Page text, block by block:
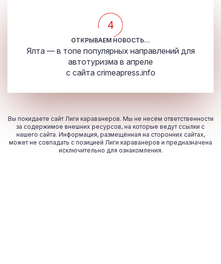
4
ОТКРЫВАЕМ НОВОСТЬ...
Ялта — в топе популярных направлений для
автотуризма в апреле
с сайта crimeapress.info
Вы покидаете сайт Лиги караванеров. Мы не несём ответственности
за содержимое внешних ресурсов, на которые ведут ссылки с
нашего сайта. Информация, размещённая на сторонних сайтах,
может не совпадать с позицией Лиги караванеров и предназначена
исключительно для ознакомления.